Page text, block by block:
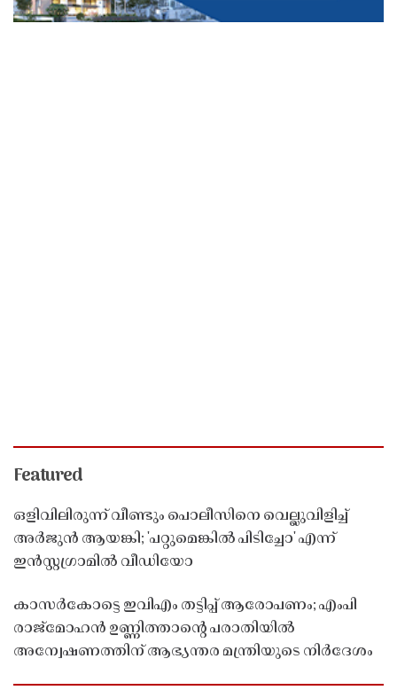
Featured
ഒളിവിലിരുന്ന് വീണ്ടും പൊലീസിനെ വെല്ലുവിളിച്ച്
അർജുൻ ആയങ്കി; 'പറ്റുമെങ്കിൽ പിടിച്ചോ' എന്ന്
ഇൻസ്റ്റഗ്രാമിൽ വീഡിയോ
കാസർകോട്ടെ ഇവിഎം തട്ടിപ്പ് ആരോപണം; എംപി
രാജ്‌മോഹൻ ഉണ്ണിത്താന്റെ പരാതിയിൽ
അന്വേഷണത്തിന് ആഭ്യന്തര മന്ത്രിയുടെ നിർദേശം